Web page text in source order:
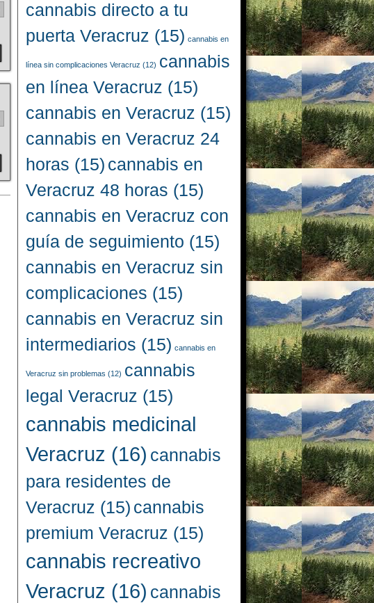
cannabis directo a tu
puerta Veracruz (15) cannabis en
línea sin complicaciones Veracruz (12) cannabis
en línea Veracruz (15)
cannabis en Veracruz (15)
cannabis en Veracruz 24
horas (15) cannabis en
Veracruz 48 horas (15)
cannabis en Veracruz con
guía de seguimiento (15)
cannabis en Veracruz sin
complicaciones (15)
cannabis en Veracruz sin
intermediarios (15) cannabis en
Veracruz sin problemas (12) cannabis
legal Veracruz (15)
cannabis medicinal
Veracruz (16) cannabis
para residentes de
Veracruz (15) cannabis
premium Veracruz (15)
cannabis recreativo
Veracruz (16) cannabis